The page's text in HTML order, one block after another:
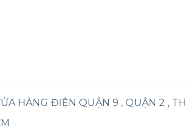
HÀNG ĐIỆN QUẬN 9 , QUẬN 2 ,